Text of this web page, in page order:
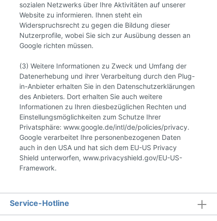
sozialen Netzwerks über Ihre Aktivitäten auf unserer
Website zu informieren. Ihnen steht ein
Widerspruchsrecht zu gegen die Bildung dieser
Nutzerprofile, wobei Sie sich zur Ausübung dessen an
Google richten müssen.
(3) Weitere Informationen zu Zweck und Umfang der
Datenerhebung und ihrer Verarbeitung durch den Plug-
in-Anbieter erhalten Sie in den Datenschutzerklärungen
des Anbieters. Dort erhalten Sie auch weitere
Informationen zu Ihren diesbezüglichen Rechten und
Einstellungsmöglichkeiten zum Schutze Ihrer
Privatsphäre: www.google.de/intl/de/policies/privacy.
Google verarbeitet Ihre personenbezogenen Daten
auch in den USA und hat sich dem EU-US Privacy
Shield unterworfen, www.privacyshield.gov/EU-US-
Framework.
Service-Hotline